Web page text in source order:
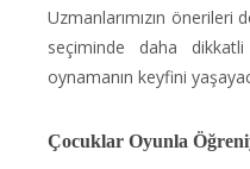
Uzmanlarımızın
seçiminde daha
oynamanın keyfini
Çocuklar Oyunla